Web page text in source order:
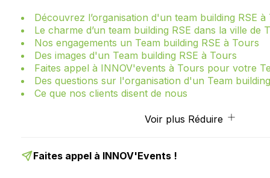
Découvrez l’organisation d'un team building RSE à
Le charme d’un team building RSE dans la ville de
Nos engagements un Team building RSE à Tours
Des images d'un Team building RSE à Tours
Faites appel à INNOV'events à Tours pour votre
Des questions sur l'organisation d'un Team
Ce que nos clients disent de nous
Voir plus Réduire
Faites appel à INNOV'Events !